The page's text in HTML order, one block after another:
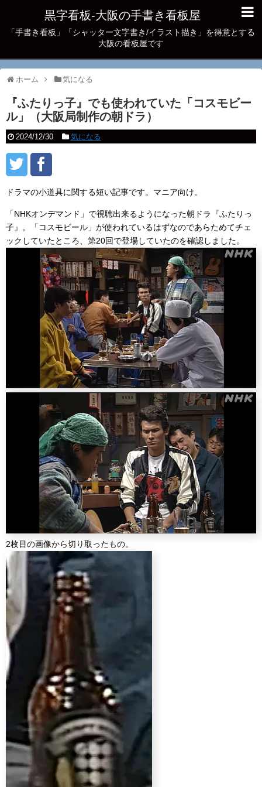
黒字看板‐大阪の手書き看板屋
「手書き看板」「シャッター文字書き/イラスト描き」を得意とする
大阪の看板屋です
ホーム 気になる
『ふたりっ子』でも使われていた「コスモビー
ル」（大阪局制作の朝ドラ）
2024/12/30 気になる
ドラマの小道具に関する短い記事です。マニア向け。
「NHKオンデマンド」で視聴出来るようになった朝ドラ『ふたりっ
子』。「コスモビール」が使われているはずなのであらためてチェ
ックしていたところ、第20回で登場していたのを確認しました。
2枚目の画像から切り取ったもの。